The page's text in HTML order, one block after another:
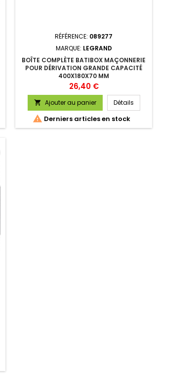
RÉFÉRENCE: 089277
MARQUE: LEGRAND
BOÎTE COMPLÈTE BATIBOX MAÇONNERIE
POUR DÉRIVATION GRANDE CAPACITÉ
400X180X70 MM
Prix
26,40 €
 Ajouter au panier Détails
 Derniers articles en stock